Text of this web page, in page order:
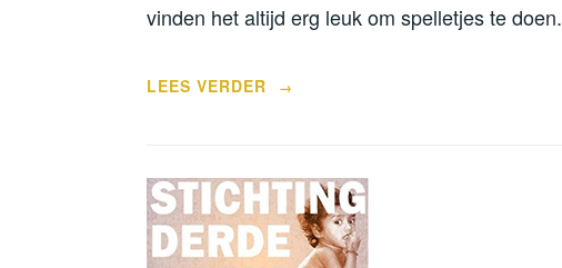
vinden het altijd erg leuk om spelletjes te doen.
LEES VERDER
“KONINGSDAG
→